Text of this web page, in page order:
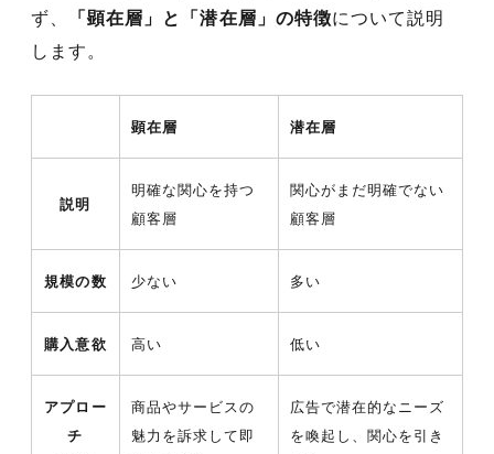
ず、
「顕在層」と「潜在層」の特徴について説明
します。
顕在層 潜在層
説明
明確な関心を持つ
顧客層
関心がまだ明確でない
顧客層
規模の数 少ない 多い
購入意欲 高い 低い
アプロー
チ
商品やサービスの
魅力を訴求して即
広告で潜在的なニーズ
を喚起し、関心を引き